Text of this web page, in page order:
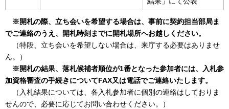
※開札の際、立ち会いを希望する場合は、事前に契約担当部局ま
でご連絡のうえ、開札時刻までに開札場所へお越しください。
（特段、立ち会いを希望しない場合は、来庁する必要はありませ
ん。）
※開札の結果、落札候補者順位が1番となった参加者には、入札参
加資格審査の手続きについてFAX又は電話でご連絡いたします。
（入札結果については、各入札参加者に個別の連絡はしておりま
せんので、必要に応じてお問い合わせください。）